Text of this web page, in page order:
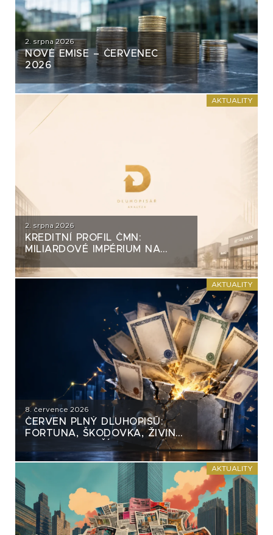
2. srpna 2026
NOVÉ EMISE – ČERVENEC
2026
AKTUALITY
2. srpna 2026
KREDITNÍ PROFIL ČMN:
MILIARDOVÉ IMPÉRIUM NA
AKTUALITY
8. července 2026
ČERVEN PLNÝ DLUHOPISŮ:
FORTUNA, ŠKODOVKA, ŽIVINA
A MNOHO DALŠÍCH
AKTUALITY